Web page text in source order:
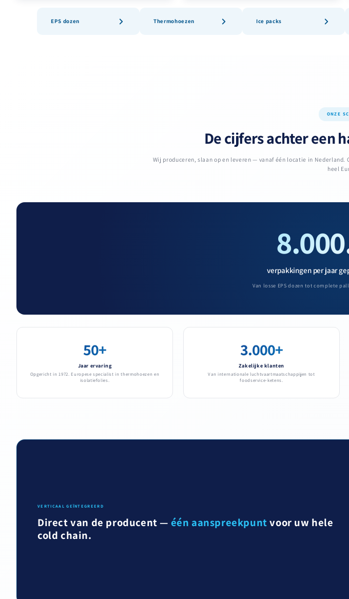
EPS dozen Thermohoezen Ice packs
ONZE
De cijfers achter een
Wij produceren, slaan op en leveren — vanaf één locatie in
heel
verpakkingen per jaar
Van losse EPS dozen tot complete
50+
Jaar ervaring
Opgericht in 1972. Europese specialist in thermohoezen en
isolatiefolies.
3.000+
Zakelijke klanten
Van internationale luchtvaartmaatschappijen tot
foodservice-ketens.
VERTICAAL GEÏNTEGREERD
Direct van de producent — één aanspreekpuntvoor uw hele
cold chain.